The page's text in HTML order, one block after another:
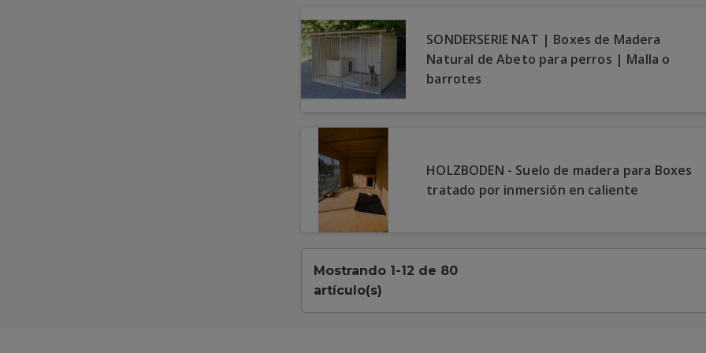
SONDERSERIE NAT | Boxes de Madera
Natural de Abeto para perros | Malla o
barrotes
HOLZBODEN - Suelo de madera para Boxes
tratado por inmersión en caliente
Mostrando 1-12 de 80
artículo(s)